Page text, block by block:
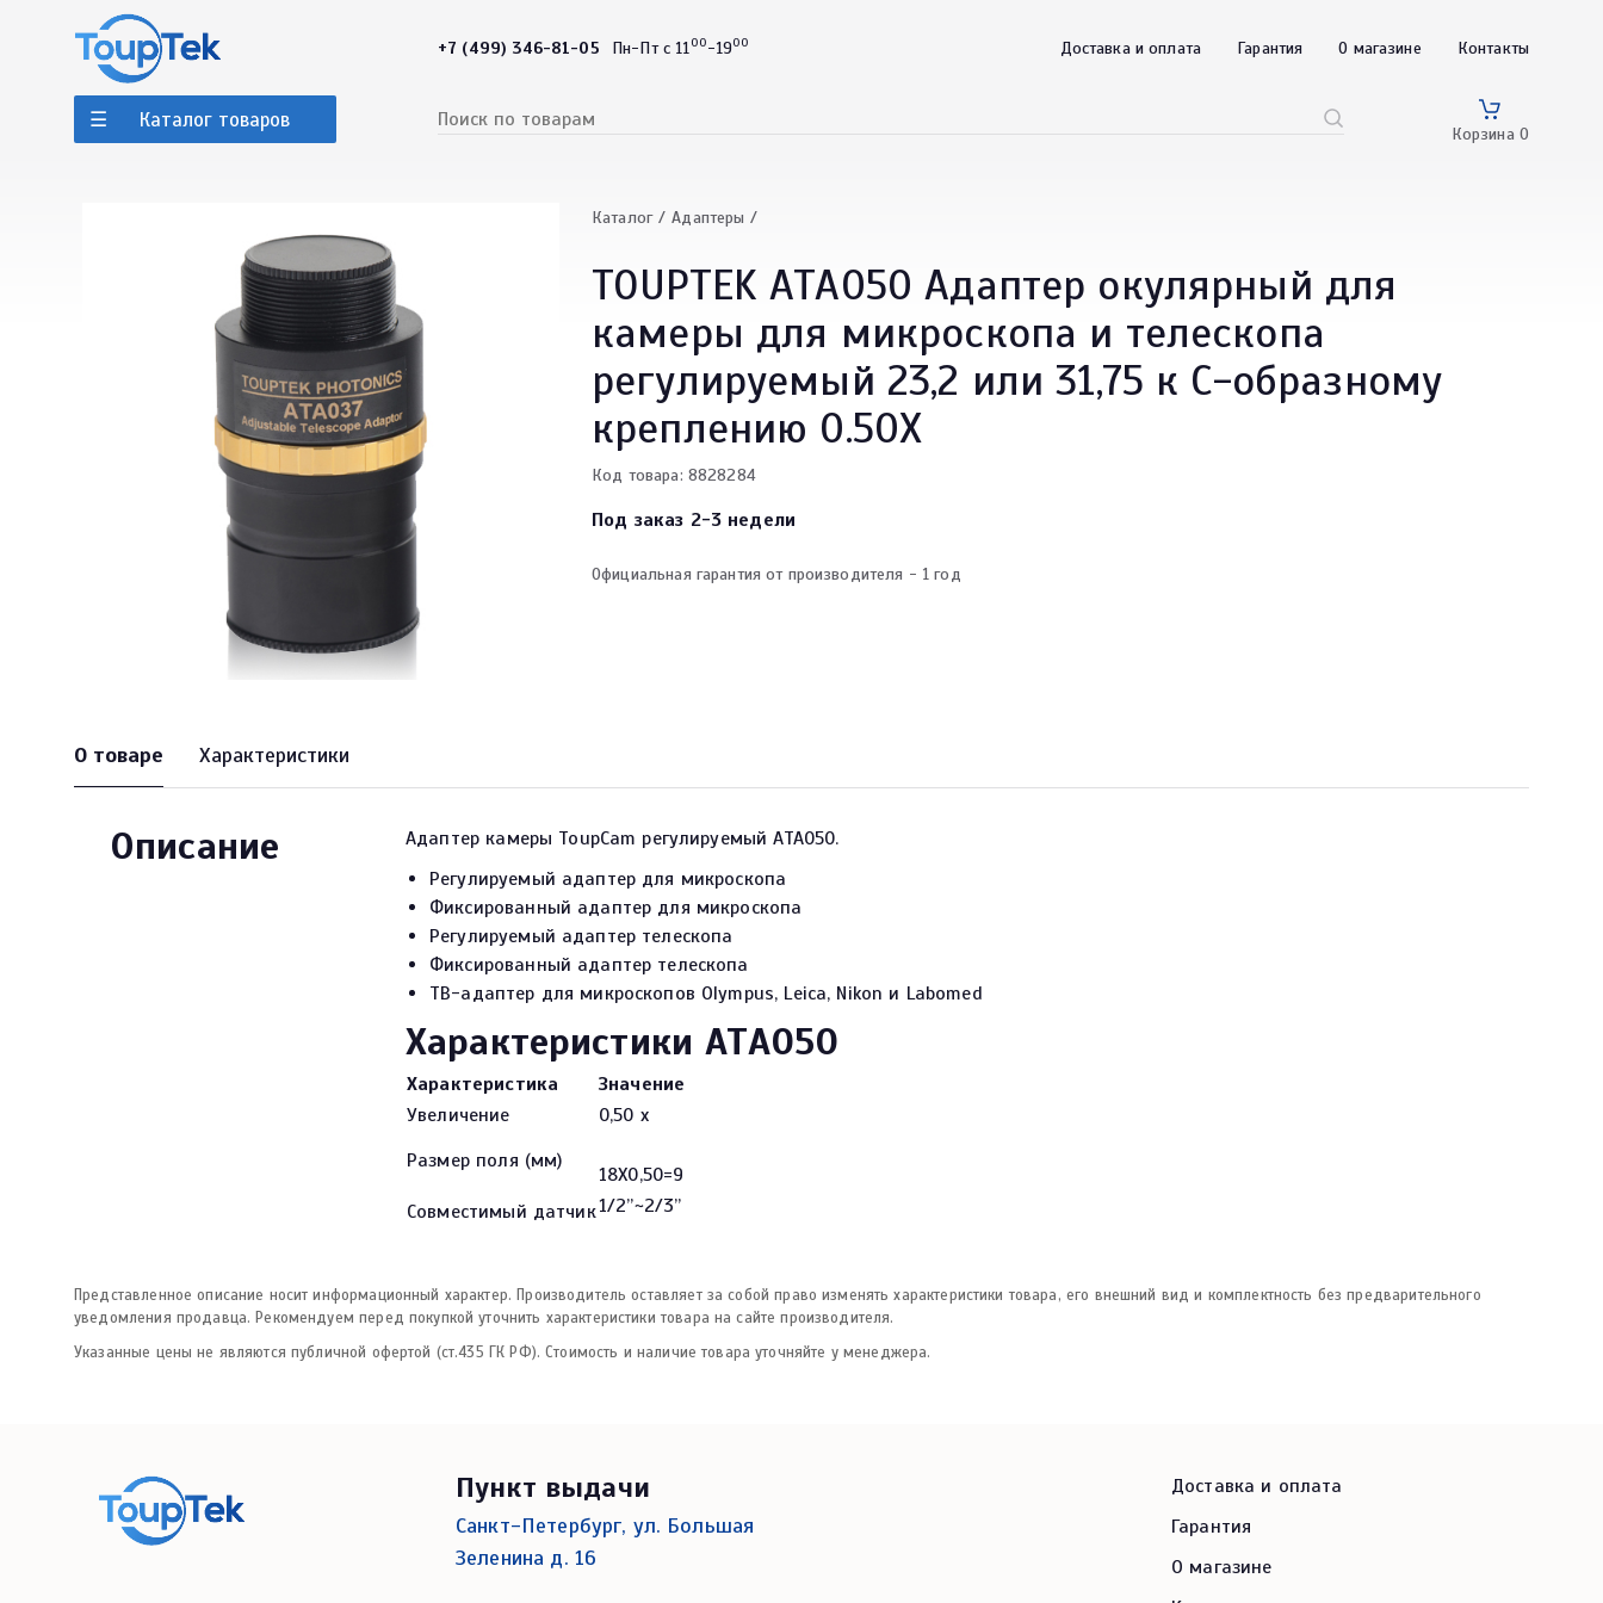
+7 (499) 346-81-05 Пн-Пт с 1100-1900 Доставка и оплата Гарантия О магазине Контакты
Каталог товаров
Корзина 0
Каталог Адаптеры
TOUPTEK ATA050 Адаптер окулярный для
камеры для микроскопа и телескопа
регулируемый 23,2 или 31,75 к C-образному
креплению 0.50X
Код товара: 8828284
Под заказ 2-3 недели
Официальная гарантия от производителя - 1 год
О товаре Характеристики
Описание
Адаптер камеры ToupCam регулируемый ATA050.
Регулируемый адаптер для микроскопа
Фиксированный адаптер для микроскопа
Регулируемый адаптер телескопа
Фиксированный адаптер телескопа
ТВ-адаптер для микроскопов Olympus, Leica, Nikon и Labomed
Характеристики ATA050
Характеристика
Значение
Увеличение
0,50 х
Размер поля (мм)
18X0,50=9
Совместимый датчик1/2”~2/3”
Представленное описание носит информационный характер. Производитель оставляет за собой право изменять характеристики товара, его внешний вид и комплектность без предварительного
уведомления продавца. Рекомендуем перед покупкой уточнить характеристики товара на сайте производителя.
Указанные цены не являются публичной офертой (ст.435 ГК РФ). Стоимость и наличие товара уточняйте у менеджера.
Пункт выдачи
Санкт-Петербург, ул. Большая
Зеленина д. 16
Доставка и оплата
Гарантия
О магазине